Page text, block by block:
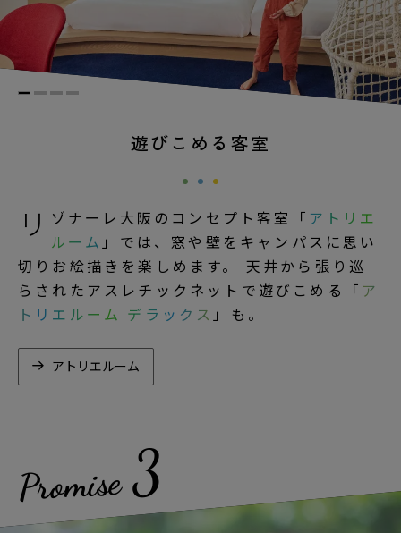
遊びこめる客室
リ ゾナーレ大阪のコンセプト客室「 アトリエ
ルーム 」では、窓や壁をキャンパスに思い
切りお絵描きを楽しめます。 天井から張り巡
らされたアスレチックネットで遊びこめる「 ア
トリエルーム デラックス 」も。
アトリエルーム
Promise 3